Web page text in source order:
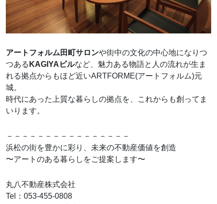
アートフォルム田町サロンや街中の文化の中心地になりつ
つある KAGIYAビルなど、魅力ある物語と人の流れが生ま
れる拠点からもほど近いARTFORME(アートフォルム)元
城。
時代にあった上質な暮らしの拠点を、これからも創ってま
いります。
－－－－－－－－－－－－－－－－
浜松の街を豊かに彩り、未来の不動産価値を創造
〜アートのある暮らしをご提案します〜
丸八不動産株式会社
Tel：053-455-0808